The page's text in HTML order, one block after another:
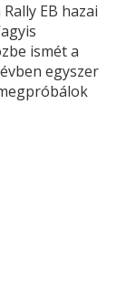
EB hazai
ismét a
egyszer